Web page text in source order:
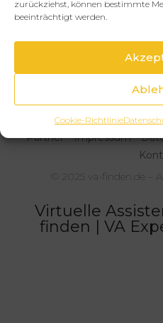
zurückziehst, können bestimmte
beeinträchtigt werden.
Cookie-Richtlinie
Nam Tran
© 2025 va-finden.de –
Partner Impressum
Virtuelle
finden | VA